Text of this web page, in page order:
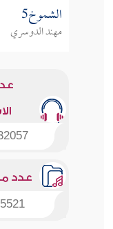
الشموخ5
مهند الدوسري
عدد